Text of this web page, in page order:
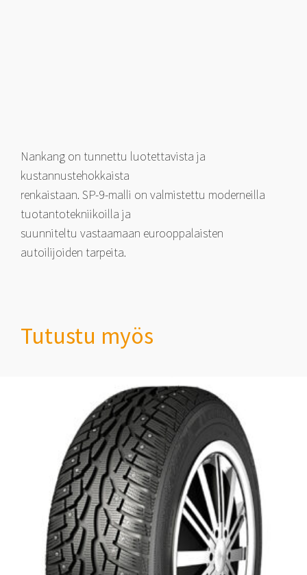
Nankang on tunnettu luotettavista ja
kustannustehokkaista
renkaistaan. SP-9-malli on valmistettu moderneilla
tuotantotekniikoilla ja
suunniteltu vastaamaan eurooppalaisten
autoilijoiden tarpeita.
Tutustu myös